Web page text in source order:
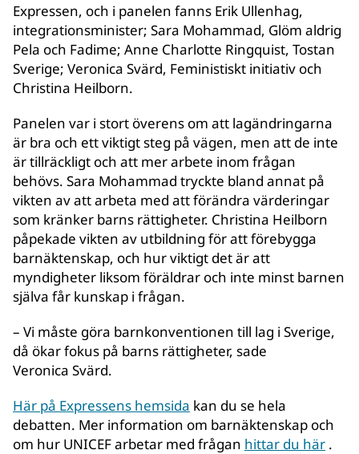
Expressen, och i panelen fanns Erik Ullenhag,
integrationsminister; Sara Mohammad, Glöm aldrig
Pela och Fadime; Anne Charlotte Ringquist, Tostan
Sverige; Veronica Svärd, Feministiskt initiativ och
Christina Heilborn.
Panelen var i stort överens om att lagändringarna
är bra och ett viktigt steg på vägen, men att de inte
är tillräckligt och att mer arbete inom frågan
behövs. Sara Mohammad tryckte bland annat på
vikten av att arbeta med att förändra värderingar
som kränker barns rättigheter. Christina Heilborn
påpekade vikten av utbildning för att förebygga
barnäktenskap, och hur viktigt det är att
myndigheter liksom föräldrar och inte minst barnen
själva får kunskap i frågan.
– Vi måste göra barnkonventionen till lag i Sverige,
då ökar fokus på barns rättigheter, sade
Veronica Svärd.
Här på Expressens hemsida kan du se hela
debatten. Mer information om barnäktenskap och
om hur UNICEF arbetar med frågan hittar du här .